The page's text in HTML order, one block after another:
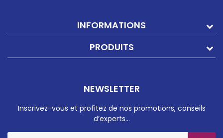
INFORMATIONS
PRODUITS
NEWSLETTER
Inscrivez-vous et profitez de nos promotions, conseils
d’experts…